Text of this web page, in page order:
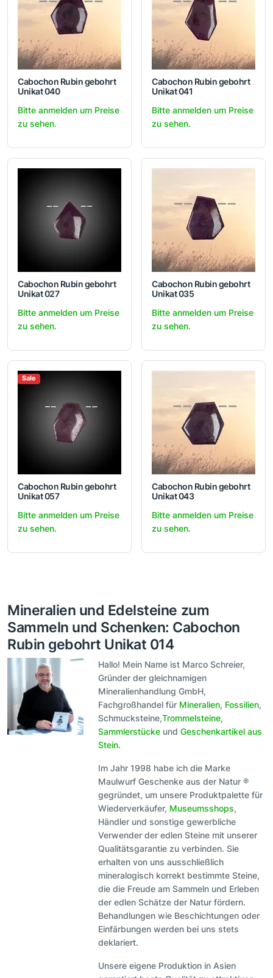
Cabochon Rubin gebohrt
Unikat 040
Bitte anmelden um Preise
zu sehen.
Cabochon Rubin gebohrt
Unikat 041
Bitte anmelden um Preise
zu sehen.
Cabochon Rubin gebohrt
Unikat 027
Bitte anmelden um Preise
zu sehen.
Cabochon Rubin gebohrt
Unikat 035
Bitte anmelden um Preise
zu sehen.
Sale
Cabochon Rubin gebohrt
Unikat 057
Bitte anmelden um Preise
zu sehen.
Cabochon Rubin gebohrt
Unikat 043
Bitte anmelden um Preise
zu sehen.
Mineralien und Edelsteine zum
Sammeln und Schenken: Cabochon
Rubin gebohrt Unikat 014
Hallo! Mein Name ist Marco Schreier,
Gründer der gleichnamigen
Mineralienhandlung GmbH,
Fachgroßhandel für Mineralien, Fossilien,
Schmucksteine,Trommelsteine,
Sammlerstücke undGeschenkartikel aus
Stein.
Im Jahr 1998 habe ich die Marke
Maulwurf Geschenke aus der Natur ®
gegründet, um unsere Produktpalette für
Wiederverkäufer, Museumsshops,
Händler und sonstige gewerbliche
Verwender der edlen Steine mit unserer
Qualitätsgarantie zu verbinden. Sie
erhalten von uns ausschließlich
mineralogisch korrekt bestimmte Steine,
die die Freude am Sammeln und Erleben
der edlen Schätze der Natur fördern.
Behandlungen wie Beschichtungen oder
Einfärbungen werden bei uns stets
deklariert.
Unsere eigene Produktion in Asien